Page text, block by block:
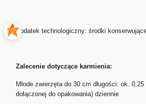
Dodatek technologiczny: środki
Zalecenie dotyczące karmienia:
Młode zwierzęta do 30 cm długości: ok.
dołączonej do opakowania) dziennie